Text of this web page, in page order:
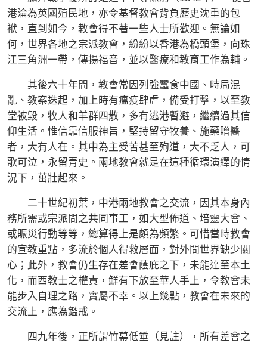
港淪為英國殖民地，亦令基督教會背負歷史沈重的包
袱，直到如今，教會得不著一些人士所歡迎。無論如
何，世界各地之宗派教會，紛紛以香港為橋頭堡，向珠
江三角洲一帶，傳揚福音，並以醫療和教育工作為輔。
其後六十年間，教會常因列強蠶食中國、時局混
亂、教案迭起，加上時有瘟疫肆虐，備受打擊，以至教
堂被毀，牧人和羊群四散，多有逃港暫避，繼續過其信
仰生活。惟信靠信服神旨，堅持留守牧養、施藥贈醫
者，大有人在。其中為主受苦甚至殉道，大不乏人，可
歌可泣，永留青史。兩地教會就是在這種循環演繹的情
況下，茁壯起來。
二十世紀初葉，中港兩地教會之交流，因其本身內
務所需或宗派間之共同事工，如大型佈道、培靈大會、
或賑災行動等等，總算得上是頗為頻繁。可惜當時教會
的宣教重點，多流於個人得救層面，對外間世界缺少關
心；此外，教會仍生存在差會蔭庇之下，未能達至本土
化，而西教士之權責，鮮有下放至華人手上，令教會未
能步入自理之路，實屬不幸。以上幾點，教會在未來的
交流上，應為鑑戒。
四九年後，正所謂竹幕低垂（見註），所有差會之